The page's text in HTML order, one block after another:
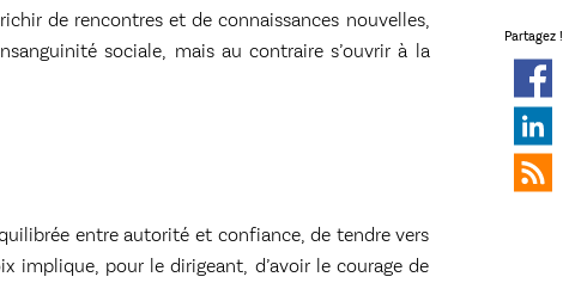
de rencontres et de connaissances nouvelles,
sociale, mais au contraire s’ouvrir à la
entre autorité et confiance, de tendre vers
implique, pour le dirigeant, d’avoir le courage de
Partagez !